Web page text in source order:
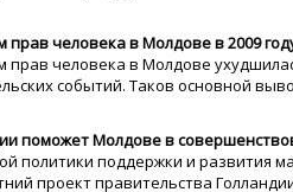
прав человека в Молдове в 2009
человека в Молдове
событий. Таков основной
поможет Молдове в
политики поддержки и развития
проект правительства